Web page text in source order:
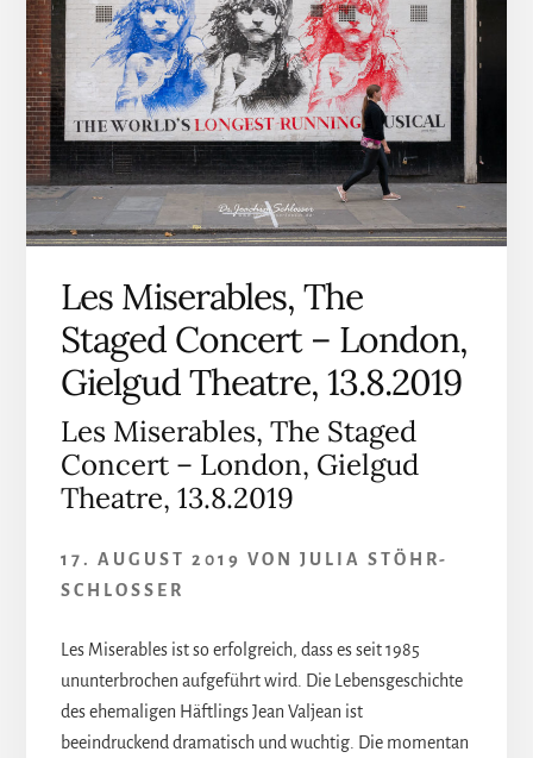
Les Miserables, The
Staged Concert – London,
Gielgud Theatre, 13.8.2019
Les Miserables, The Staged
Concert – London, Gielgud
Theatre, 13.8.2019
17. AUGUST 2019 VON JULIA STÖHR-
SCHLOSSER
Les Miserables ist so erfolgreich, dass es seit 1985
ununterbrochen aufgeführt wird. Die Lebensgeschichte
des ehemaligen Häftlings Jean Valjean ist
beeindruckend dramatisch und wuchtig. Die momentan